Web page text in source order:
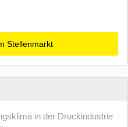
Stellenmarkt
in der Druckindustrie